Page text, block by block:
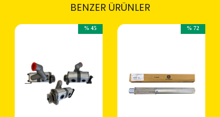
BENZER ÜRÜNLER
% 45 % 72